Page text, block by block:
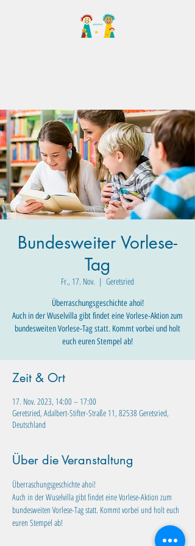
Bundesweiter Vorlese-
Tag
Fr., 17. Nov.
  |
Geretsried
Überraschungsgeschichte ahoi!
Auch in der Wuselvilla gibt findet eine Vorlese-Aktion zum
bundesweiten Vorlese-Tag statt. Kommt vorbei und holt
euch euren Stempel ab!
Zeit & Ort
17. Nov. 2023, 14:00 – 17:00
Geretsried, Adalbert-Stifter-Straße 11, 82538 Geretsried,
Deutschland
Über die Veranstaltung
Überraschungsgeschichte ahoi!
Auch in der Wuselvilla gibt findet eine Vorlese-Aktion zum
bundesweiten Vorlese-Tag statt. Kommt vorbei und holt euch
euren Stempel ab!